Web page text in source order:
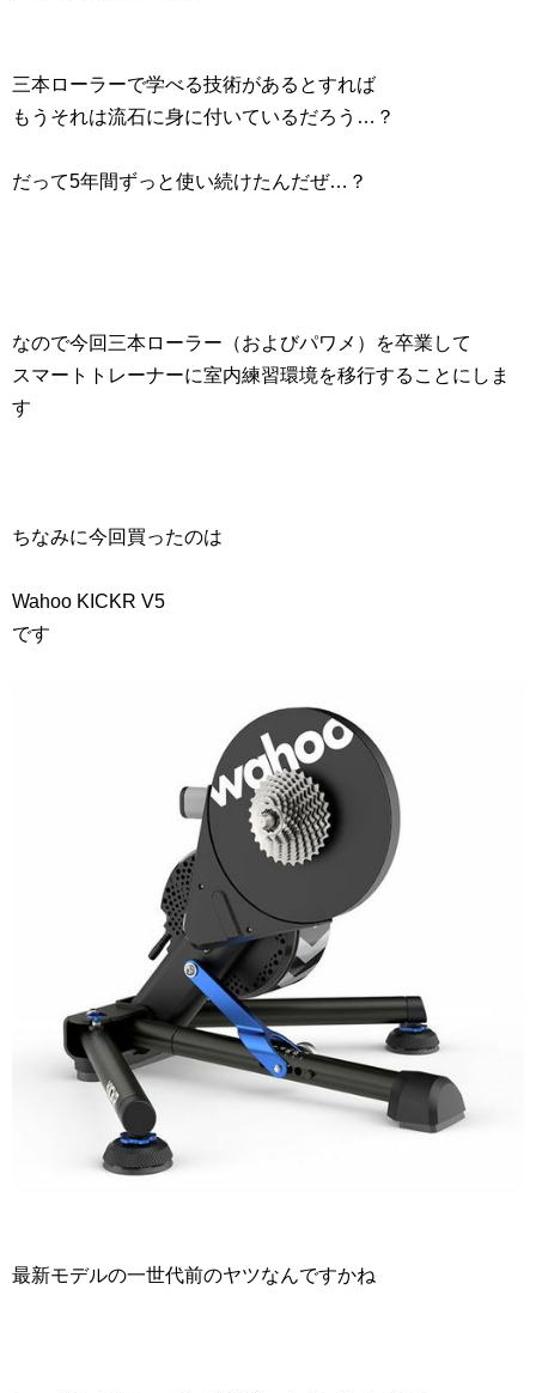
三本ローラーで学べる技術があるとすれば
もうそれは流石に身に付いているだろう…？
だって5年間ずっと使い続けたんだぜ…？
なので今回三本ローラー（およびパワメ）を卒業して
スマートトレーナーに室内練習環境を移行することにしま
す
ちなみに今回買ったのは
Wahoo KICKR V5
です
最新モデルの一世代前のヤツなんですかね